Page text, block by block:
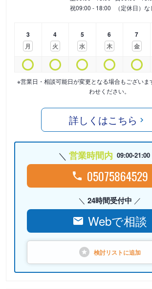
祝09:00 - 18:00 （定休日）な
3
月
4
火
5
水
6
木
7
金
※営業日・相談可能日が変更となる場合もございま
わせください。
詳しくはこちら
営業時間内 09:00-21:00
05075864529
24時間受付中
Webで相談
検討リストに追加